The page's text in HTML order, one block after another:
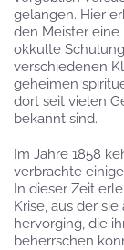
gelangen. Hier
den Meister eine
okkulte
verschiedenen
geheimen
dort seit vielen
bekannt sind.
Im Jahre 1858
verbrachte
In dieser Zeit
Krise, aus der
hervorging, die
beherrschen